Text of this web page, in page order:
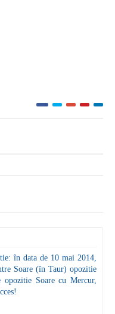
în data de 10 mai 2014,
Soare (în Taur) opozitie
Soare cu Mercur,